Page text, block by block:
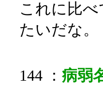
これに比べ
たいだな。
144 ： 病弱